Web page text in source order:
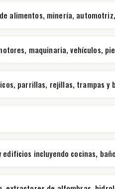
alimentos, minería,
maquinaria, vehículos,
parrillas, rejillas, trampas y
incluyendo cocinas,